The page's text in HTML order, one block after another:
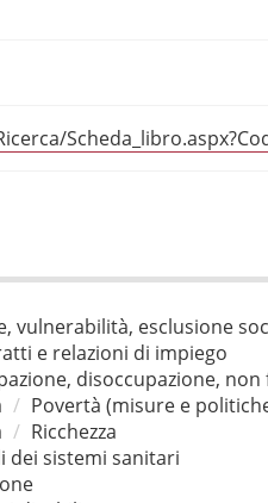
vulnerabilità, esclusione
e relazioni di impiego
disoccupazione,
Povertà (misure e
Ricchezza
dei sistemi sanitari